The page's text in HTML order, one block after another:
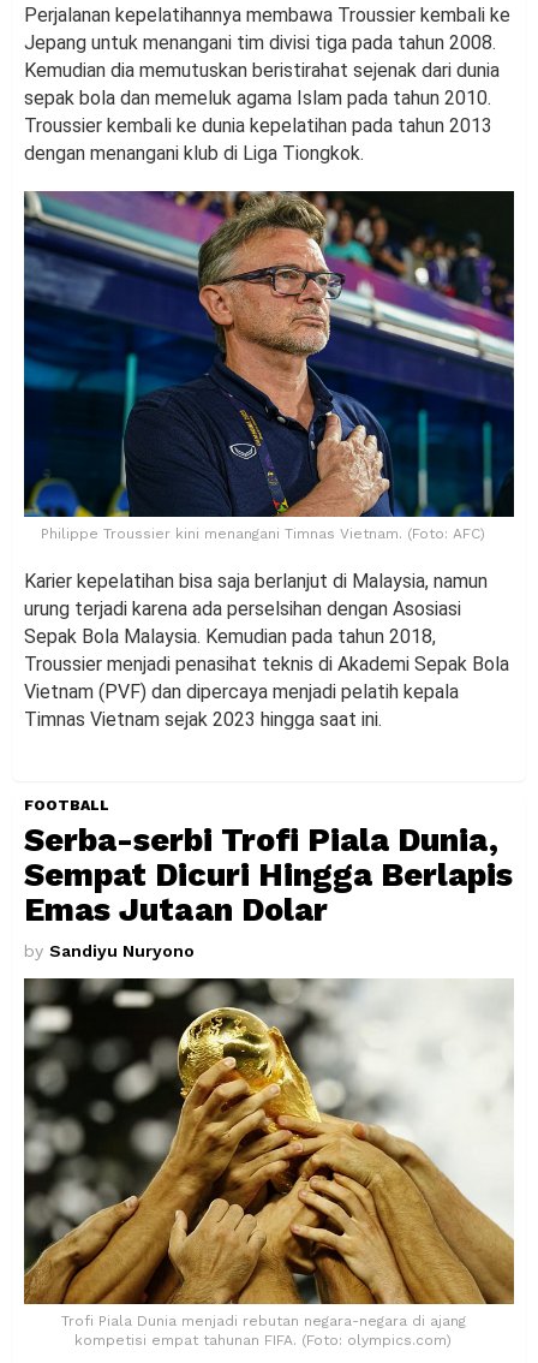
Perjalanan kepelatihannya membawa Troussier kembali ke
Jepang untuk menangani tim divisi tiga pada tahun 2008.
Kemudian dia memutuskan beristirahat sejenak dari dunia
sepak bola dan memeluk agama Islam pada tahun 2010.
Troussier kembali ke dunia kepelatihan pada tahun 2013
dengan menangani klub di Liga Tiongkok.
Philippe Troussier kini menangani Timnas Vietnam. (Foto: AFC)
Karier kepelatihan bisa saja berlanjut di Malaysia, namun
urung terjadi karena ada perselsihan dengan Asosiasi
Sepak Bola Malaysia. Kemudian pada tahun 2018,
Troussier menjadi penasihat teknis di Akademi Sepak Bola
Vietnam (PVF) dan dipercaya menjadi pelatih kepala
Timnas Vietnam sejak 2023 hingga saat ini.
FOOTBALL
Serba-serbi Trofi Piala Dunia,
Sempat Dicuri Hingga Berlapis
Emas Jutaan Dolar
by Sandiyu Nuryono
Trofi Piala Dunia menjadi rebutan negara-negara di ajang
kompetisi empat tahunan FIFA. (Foto: olympics.com)